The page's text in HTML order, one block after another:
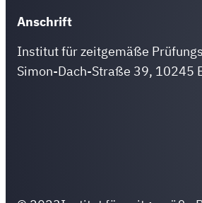
Anschrift
Institut für zeitgemäße
Simon-Dach-Straße 39, 10245